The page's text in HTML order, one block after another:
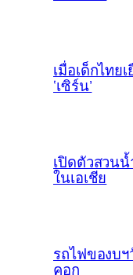
เมื่อเด็กไทย
‘เซิร์น’
เปิดตัวสวน
ในเอเชีย
รถไฟของบ
คอก